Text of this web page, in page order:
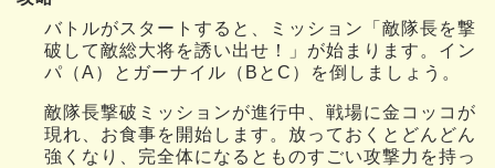
バトルがスタートすると、ミッション「敵隊長を撃
破して敵総大将を誘い出せ！」が始まります。イン
パ（A）とガーナイル（BとC）を倒しましょう。
敵隊長撃破ミッションが進行中、戦場に金コッコが
現れ、お食事を開始します。放っておくとどんどん
強くなり、完全体になるとものすごい攻撃力を持っ